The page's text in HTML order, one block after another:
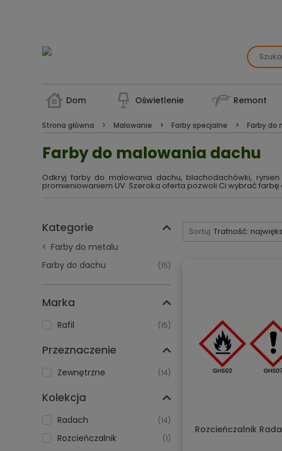
Dom Oświetlenie Remont
Strona główna Malowanie Farby specjalne Farby do
Farby do malowania dachu
Odkryj farby do malowania dachu, blachodachówki,
promieniowaniem UV. Szeroka oferta pozwoli Ci wybrać
Kategorie
Farby do metalu
Farby do dachu
(15)
Marka
Rafil (15)
Przeznaczenie
Zewnętrzne (14)
Kolekcja
Radach (14)
Rozcieńczalnik (1)
Sortuj Trafność:
Rozcieńczalnik